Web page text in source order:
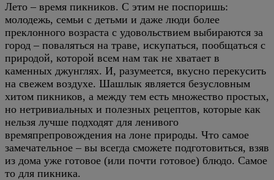
Лето – время пикников. С этим не поспоришь:
молодежь, семьи с детьми и даже люди более
преклонного возраста с удовольствием выбираются за
город – поваляться на траве, искупаться, пообщаться с
природой, которой всем нам так не хватает в
каменных джунглях. И, разумеется, вкусно перекусить
на свежем воздухе. Шашлык является безусловным
хитом пикников, а между тем есть множество простых,
но нетривиальных и полезных рецептов, которые как
нельзя лучше подходят для ленивого
времяпрепровождения на лоне природы. Что самое
замечательное – вы всегда сможете подготовиться, взяв
из дома уже готовое (или почти готовое) блюдо. Самое
то для пикника.